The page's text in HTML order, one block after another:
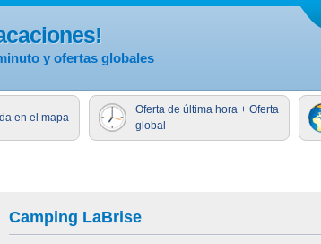
y ofertas globales
en el mapa
Oferta de última hora + Oferta
global
Camping LaBrise